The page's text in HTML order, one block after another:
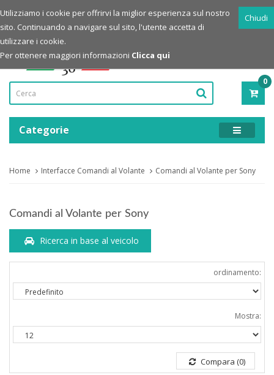
Login
Registrazione
Powered by
0
-
Categorie
Home Interfacce Comandi al Volante Comandi al Volante per Sony
Comandi al Volante per Sony
Ricerca in base al veicolo
ordinamento:
Mostra:
Compara (0)
Chiudi
Utilizziamo i cookie per offrirvi la miglior esperienza sul nostro
sito. Continuando a navigare sul sito, l'utente accetta di
utilizzare i cookie.
Per ottenere maggiori informazioni Clicca qui